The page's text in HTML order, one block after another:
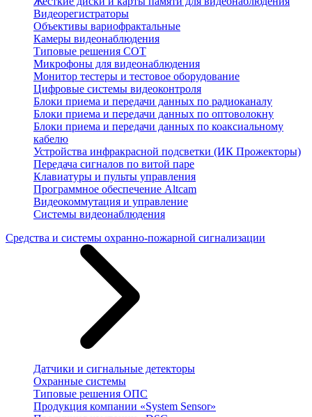
Видеорегистраторы
Объективы вариофрактальные
Камеры видеонаблюдения
Типовые решения СОТ
Микрофоны для видеонаблюдения
Монитор тестеры и тестовое оборудование
Цифровые системы видеоконтроля
Блоки приема и передачи данных по радиоканалу
Блоки приема и передачи данных по оптоволокну
Блоки приема и передачи данных по коаксиальному
кабелю
Устройства инфракрасной подсветки (ИК Прожекторы)
Передача сигналов по витой паре
Клавиатуры и пульты управления
Программное обеспечение Altcam
Видеокоммутация и управление
Системы видеонаблюдения
Средства и системы охранно-пожарной сигнализации
Датчики и сигнальные детекторы
Охранные системы
Типовые решения ОПС
Продукция компании «System Sensor»